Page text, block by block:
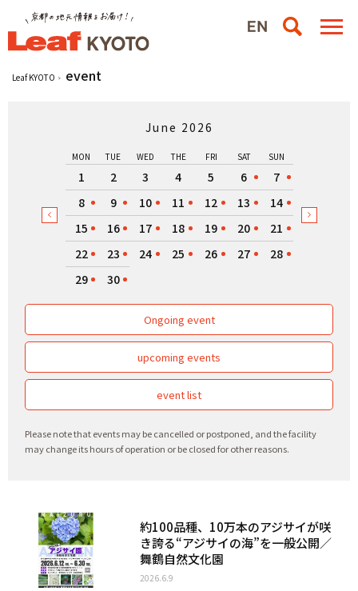
Leaf KYOTO event
June 2026
MON TUE WED THE FRI SAT SUN
1 2 3 4 5 6
7
8
9 10 11 12 13
14
15
16 17 18 19 20
21
22
23 24 25 26 27
28
29
30
Ongoing event
upcoming events
event list
Please note that events may be cancelled or postponed, and the facility
may change its hours of operation or be closed for other reasons.
約100品種、10万本のアジサイが咲
き誇る“アジサイの海”を一般公開／
舞鶴自然文化園
2026.6.9